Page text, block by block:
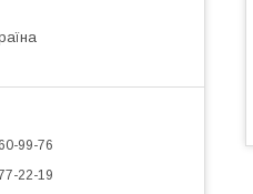
99-76
22-19